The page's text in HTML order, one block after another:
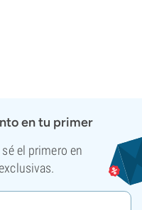
en tu primer
el primero en